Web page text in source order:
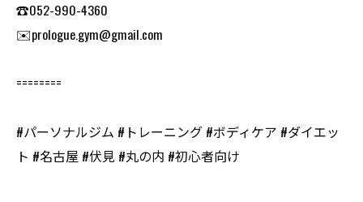
☎️052-990-4360
✉️prologue.gym@gmail.com
========
#パーソナルジム #トレーニング #ボディケア #ダイエッ
ト #名古屋 #伏見 #丸の内 #初心者向け